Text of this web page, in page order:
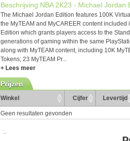
Beschrijving NBA 2K23 - Michael Jordan
The Michael Jordan Edition features 100K
the MyTEAM and MyCAREER content included
Edition which grants players access to the
generations of gaming within the same
along with MyTEAM content, including 10K
Tokens; 23 MyTEAM Pr...
+ Lees meer
Prijzen
Winkel
Cijfer Levertijd
Geen resultaten gevonden